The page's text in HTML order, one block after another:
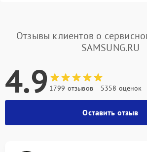
Отзывы клиентов о
SAMSUNG.RU
4.9 1799 отзывов 5358 оценок
Оставить отзыв